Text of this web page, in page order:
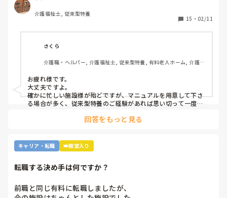
ているし、何かあった時処置を出来るのは看護師さんです。
朝も5時過ぎに起きて6時には出勤する
遅番は夜も20時半過ぎに家に着いても自分の時間は無く、翌
日が早番なら睡眠時間もそこまで確保出来ない
夜勤はやっていないので不規則ではありませんが、普通の時
愚痴や不満を書き出したので読むのが面倒になるほど長文に
なりましたが、もしここまで読んでくれた方がいるのなら感
もし経験ある方いらっしゃいましたら、どんな感じだったか
介護福祉士, 従来型特養
15 ・ 02/11
さくら
介護職・ヘルパー, 介護福祉士, 従来型特養, 有料老人ホーム, 介護老
実務者研修, ユニット型特養, 障害者支援施設
お疲れ様です。
大丈夫ですよ。
確かに忙しい施設様が殆どですが、マニュアルを用意して下さ
る場合が多く、従来型特養のご経験があれば思い切って一度働
施設様のレビューが書かれているので、参考になさると良いか
回答をもっと見る
キャリア・転職 👑殿堂入り
転職する決め手は何ですか？
前職と同じ有料に転職しましたが、